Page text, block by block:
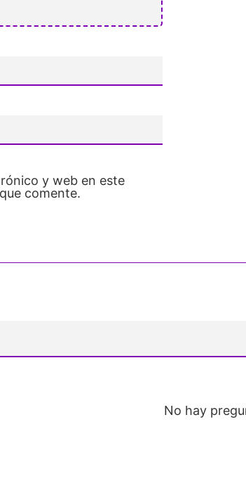
y web en este
comente.
No hay